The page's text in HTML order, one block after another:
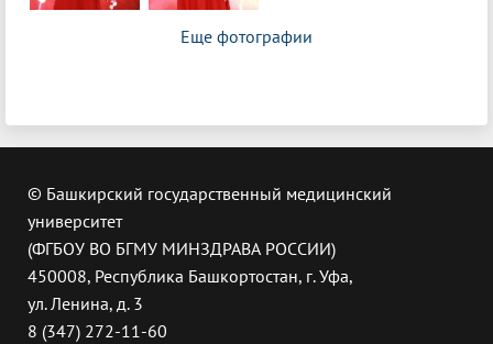
Еще фотографии
© Башкирский государственный медицинский
университет
(ФГБОУ ВО БГМУ МИНЗДРАВА РОССИИ)
450008, Республика Башкортостан, г. Уфа,
ул. Ленина, д. 3
8 (347) 272-11-60